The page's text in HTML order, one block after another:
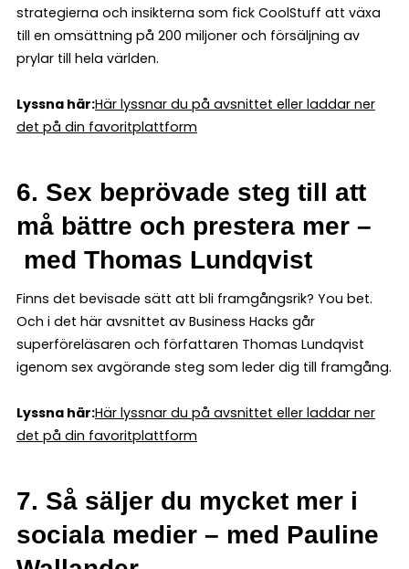
strategierna och insikterna som fick CoolStuff att växa
till en omsättning på 200 miljoner och försäljning av
prylar till hela världen.
Lyssna här:Här lyssnar du på avsnittet eller laddar ner
det på din favoritplattform
6. Sex beprövade steg till att
må bättre och prestera mer –
med Thomas Lundqvist
Finns det bevisade sätt att bli framgångsrik? You bet.
Och i det här avsnittet av Business Hacks går
superföreläsaren och författaren Thomas Lundqvist
igenom sex avgörande steg som leder dig till framgång.
Lyssna här:Här lyssnar du på avsnittet eller laddar ner
det på din favoritplattform
7. Så säljer du mycket mer i
sociala medier – med Pauline